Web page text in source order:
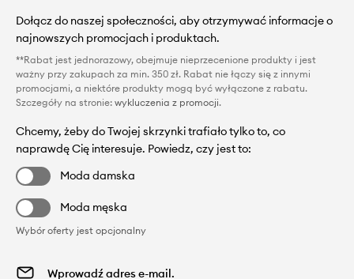
Dołącz do naszej społeczności, aby otrzymywać informacje o
najnowszych promocjach i produktach.
**Rabat jest jednorazowy, obejmuje nieprzecenione produkty i jest
ważny przy zakupach za min. 350 zł. Rabat nie łączy się z innymi
promocjami, a niektóre produkty mogą być wyłączone z rabatu.
Szczegóły na stronie: wykluczenia z promocji.
Chcemy, żeby do Twojej skrzynki trafiało tylko to, co
naprawdę Cię interesuje. Powiedz, czy jest to:
Moda damska
Moda męska
Wybór oferty jest opcjonalny